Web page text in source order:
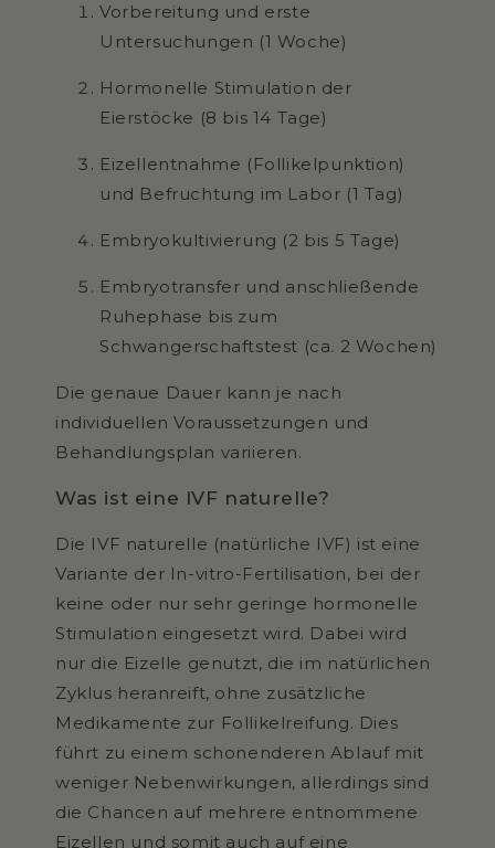
Vorbereitung und erste
Untersuchungen (1 Woche)
Hormonelle Stimulation der
Eierstöcke (8 bis 14 Tage)
Eizellentnahme (Follikelpunktion)
und Befruchtung im Labor (1 Tag)
Embryokultivierung (2 bis 5 Tage)
Embryotransfer und anschließende
Ruhephase bis zum
Schwangerschaftstest (ca. 2 Wochen)
Die genaue Dauer kann je nach
individuellen Voraussetzungen und
Behandlungsplan variieren.
Was ist eine IVF naturelle?
Die IVF naturelle (natürliche IVF) ist eine
Variante der In-vitro-Fertilisation, bei der
keine oder nur sehr geringe hormonelle
Stimulation eingesetzt wird. Dabei wird
nur die Eizelle genutzt, die im natürlichen
Zyklus heranreift, ohne zusätzliche
Medikamente zur Follikelreifung. Dies
führt zu einem schonenderen Ablauf mit
weniger Nebenwirkungen, allerdings sind
die Chancen auf mehrere entnommene
Eizellen und somit auch auf eine